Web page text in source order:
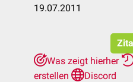
19.07.2011
Was zeigt hierher
erstellen
Discord